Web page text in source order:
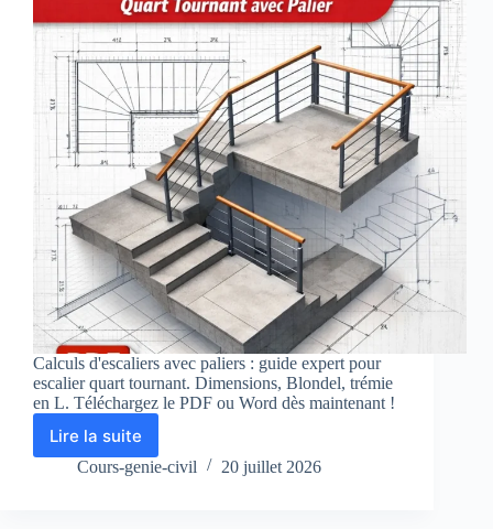
Calculs d'escaliers avec paliers : guide expert pour
escalier quart tournant. Dimensions, Blondel, trémie
en L. Téléchargez le PDF ou Word dès maintenant !
Lire la suite
Calculs
d’Escaliers
Cours-genie-civil 20 juillet 2026